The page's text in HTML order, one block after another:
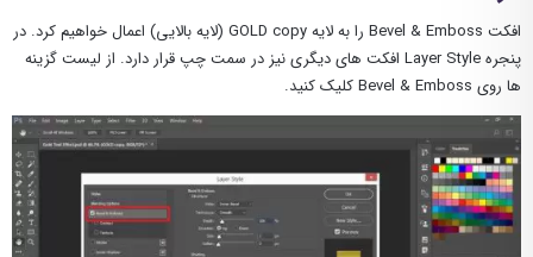
افکت Bevel & Emboss را به لایه GOLD copy (لایه بالایی) اعمال خواهیم کرد. در
پنجره Layer Style افکت های دیگری نیز در سمت چپ قرار دارد. از لیست گزینه
ها روی Bevel & Emboss کلیک کنید.